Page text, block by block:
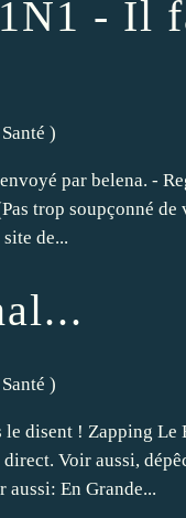
- Il
)
par belena. -
trop soupçonné
de...
)
disent ! Zapping
Voir aussi,
En Grande...